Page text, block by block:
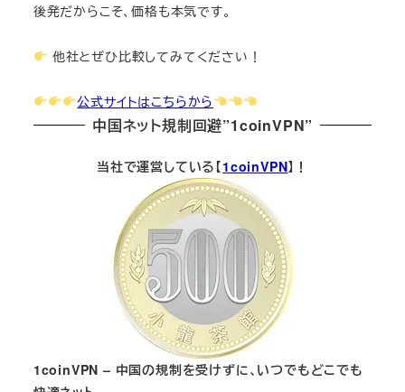
後発だからこそ、価格も本気です。
他社とぜひ比較してみてください！
公式サイトはこちらから
中国ネット規制回避”1coinVPN”
当社で運営している【1coinVPN】！
1coinVPN – 中国の規制を受けずに、いつでもどこでも